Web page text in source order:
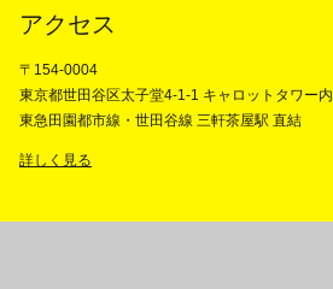
アクセス
〒154-0004
東京都世田谷区太子堂4-1-1 キャロットタワー内
東急田園都市線・世田谷線 三軒茶屋駅 直結
詳しく見る